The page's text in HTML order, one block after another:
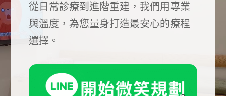
從日常診療到進階重建，我們用專業
與溫度，為您量身打造最安心的療程
選擇。